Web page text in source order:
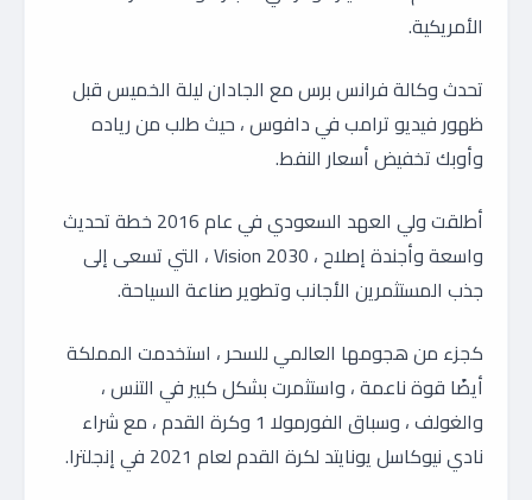
الأمريكية.
تحدث وكالة فرانس برس مع الجادان ليلة الخميس قبل
ظهور فيديو ترامب في دافوس ، حيث طلب من رياده
وأوبك تخفيض أسعار النفط.
أطلقت ولي العهد السعودي في عام 2016 خطة تحديث
واسعة وأجندة إصلاح ، Vision 2030 ، التي تسعى إلى
جذب المستثمرين الأجانب وتطوير صناعة السياحة.
كجزء من هجومها العالمي للسحر ، استخدمت المملكة
أيضًا قوة ناعمة ، واستثمرت بشكل كبير في التنس ،
والغولف ، وسباق الفورمولا 1 وكرة القدم ، مع شراء
نادي نيوكاسل يونايتد لكرة القدم لعام 2021 في إنجلترا.